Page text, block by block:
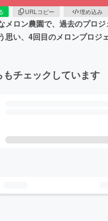
URLコピー 埋め込み
ロン農園で、過去のプロ
い、4回目のメロンプロ
チェックしています